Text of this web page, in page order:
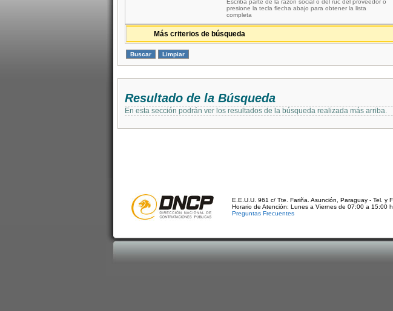
Escriba parte de la razón social o del ruc del proveedor o
presione la tecla flecha abajo para obtener la lista
completa
Más criterios de búsqueda
Resultado de la Búsqueda
En esta sección podrán ver los resultados de la búsqueda realizada más arriba.
E.E.U.U. 961 c/ Tte. Fariña. Asunción, Paraguay - Tel. y
Horario de Atención: Lunes a Viernes de 07:00 a 15:00
Preguntas Frecuentes